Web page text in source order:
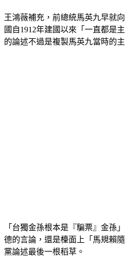
王鴻薇補充，前總統馬英九早就
國自1912年建國以來「一直都是
的論述不過是複製馬英九當時的主
「台獨金孫根本是『騙票』金孫
德的言論，還是檯面上「馬規賴
黨論述最後一根稻草。